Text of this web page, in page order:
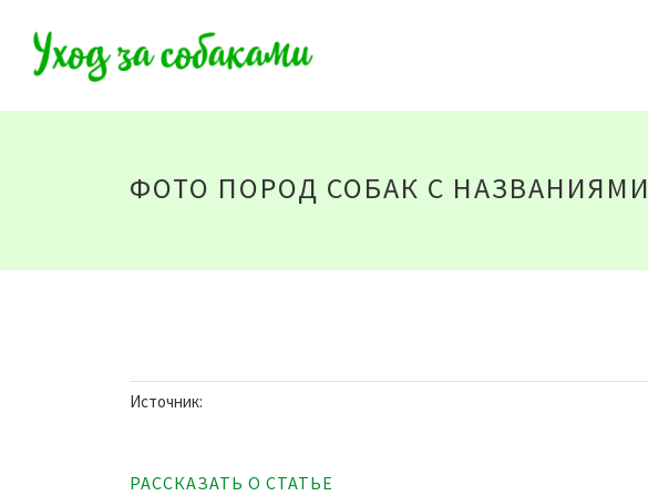
ФОТО ПОРОД СОБАК С НАЗВАНИЯМИ
Источник:
РАССКАЗАТЬ О СТАТЬЕ